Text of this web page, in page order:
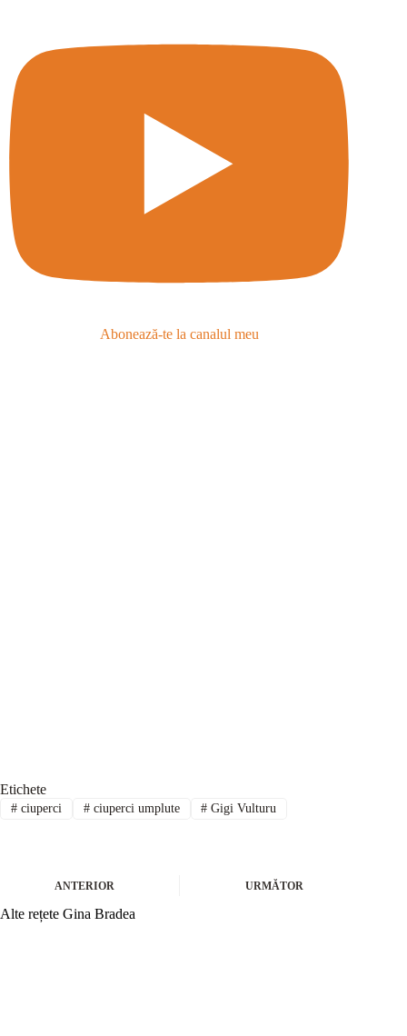
Abonează-te la canalul meu
Etichete
#ciuperci #ciuperci umplute # Gigi Vulturu
ANTERIOR URMĂTOR
Alte rețete Gina Bradea